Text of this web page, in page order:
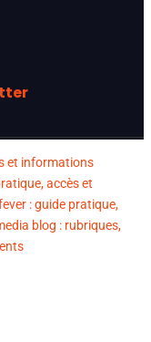
et informations
accès et
: guide pratique,
blog : rubriques,